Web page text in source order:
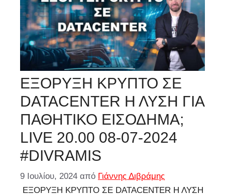
ΕΞΟΡΥΞΗ ΚΡΥΠΤΟ ΣΕ
DATACENTER Η ΛΥΣΗ ΓΙΑ
ΠΑΘΗΤΙΚΟ ΕΙΣΟΔΗΜΑ;
LIVE 20.00 08-07-2024
#DIVRAMIS
9 Ιουλίου, 2024 από Γιάννης Διβράμης
ΕΞΟΡΥΞΗ ΚΡΥΠΤΟ ΣΕ DATACENTER Η ΛΥΣΗ